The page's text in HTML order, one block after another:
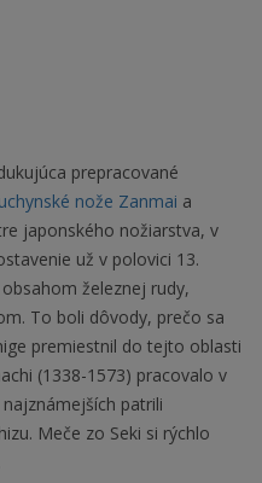
prepracované
nože Zanmai a
japonského nožiarstva, v
už v polovici 13.
železnej rudy,
To boli dôvody, prečo sa
premiestnil do tejto oblasti
(1338-1573) pracovalo v
patrili
Meče zo Seki si rýchlo